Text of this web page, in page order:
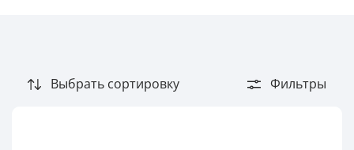
Выбрать сортировку Фильтры
Тип установки